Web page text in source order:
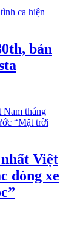
bản
Việt
dòng xe